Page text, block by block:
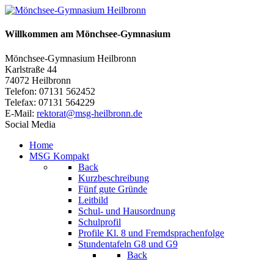
Willkommen am Mönchsee-Gymnasium
Mönchsee-Gymnasium Heilbronn
Karlstraße 44
74072 Heilbronn
Telefon: 07131 562452
Telefax: 07131 564229
E-Mail: rektorat@msg-heilbronn.de
Social Media
Home
MSG Kompakt
Back
Kurzbeschreibung
Fünf gute Gründe
Leitbild
Schul- und Hausordnung
Schulprofil
Profile Kl. 8 und Fremdsprachenfolge
Stundentafeln G8 und G9
Back